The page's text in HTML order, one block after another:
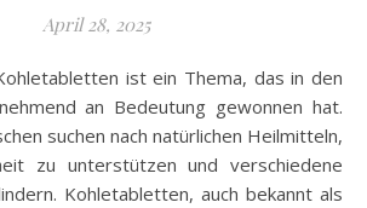
April 28, 2025
an Bedeutung gewonnen hat.
suchen nach natürlichen Heilmitteln,
zu unterstützen und verschiedene
Kohletabletten, auch bekannt als